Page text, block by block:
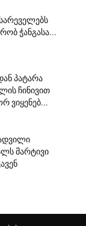
ჭანგასა...
პატარა
ჩინივით
ვიყენებ...
მარტივი